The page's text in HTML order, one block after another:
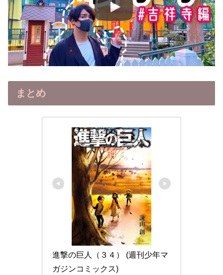
まとめ
進撃の巨人（３４） (週刊少年マ
ガジンコミックス)